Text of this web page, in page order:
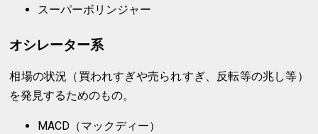
スーパーボリンジャー
オシレーター系
相場の状況（買われすぎや売られすぎ、反転等の兆し等）
を発見するためのもの。
MACD（マックディー）